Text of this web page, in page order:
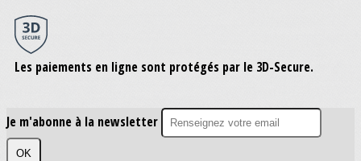
Les paiements en ligne sont protégés par le 3D-Secure.
Je m'abonne à la newsletter
OK